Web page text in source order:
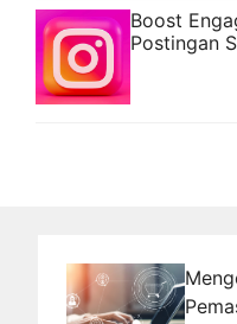
Boost
Postingan